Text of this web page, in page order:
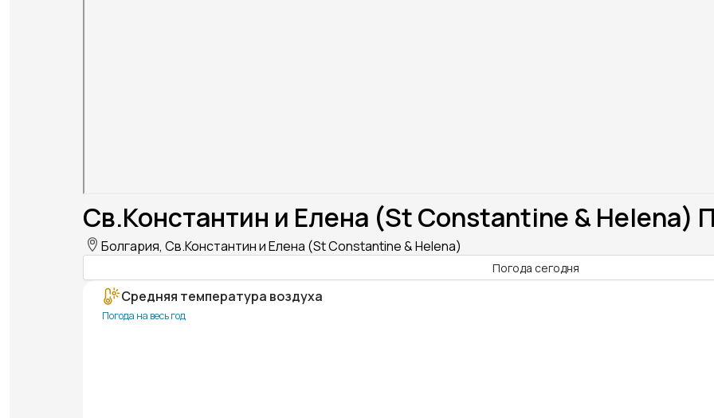
Св.Константин и Елена (St Constantine & Helena)
Болгария, Св.Константин и Елена (St Constantine & Helena)
Погода сегодня
Средняя температура воздуха
Погода на весь год